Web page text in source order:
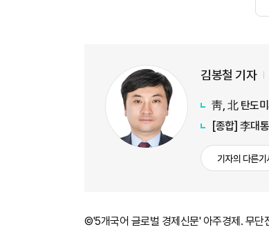
김봉철 기자
靑, 北 탄도
[종합] 李대
기자의 다른기
©'5개국어 글로벌 경제신문' 아주경제. 무단